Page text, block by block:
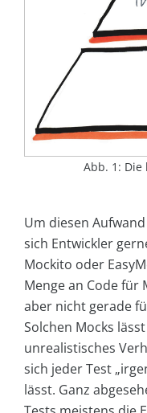
Abb. 1: Die
Um diesen
sich Entwickler
Mockito oder
Menge an Code für
aber nicht gerade
Solchen Mocks
unrealistisches
sich jeder Test
lässt. Ganz